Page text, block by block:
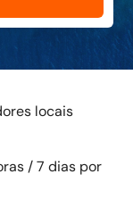
locais
/ 7 dias por